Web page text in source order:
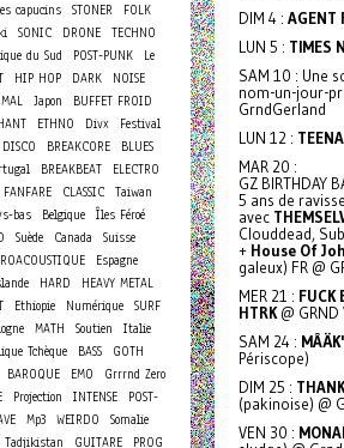
DIM 4 : AGENT
LUN 5 : TIMES
SAM 10 : Une
nom-un-jour-
GrndGerland
LUN 12 :
MAR 20 :
GZ BIRTHDAY
5 ans de
avec
Clouddead,
+ House Of
galeux) FR @
MER 21 : FUCK
HTRK@ GRND
SAM 24 :
Périscope)
DIM 25 :
(pakinoise) @
VEN 30 :
capucins STONER
FOLK
SONIC DRONE
TECHNO
du Sud POST-PUNK
Le
HIP HOP DARK
NOISE
Japon
BUFFET FROID
ETHNO Divx
Festival
DISCO BREAKCORE
BLUES
BREAKBEAT ELECTRO
FANFARE CLASSIC Taiwan
bas Belgique
Îles Féroé
Suède Canada
Suisse
Espagne
HARD
HEAVY METAL
Ethiopie Numérique SURF
MATH Soutien
Italie
Tchèque BASS
GOTH
BAROQUE EMO
Grrrnd Zero
Projection INTENSE
POST-
Mp3 WEIRDO
Somalie
Tadjikistan GUITARE
PROG